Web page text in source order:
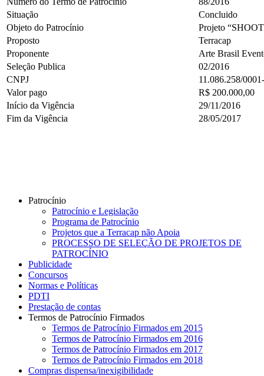
Situação
Concluido
Objeto do Patrocínio
Projeto
Proposto
Terracap
Proponente
Arte Brasil
Seleção Publica
02/2016
CNPJ
11.086.258/
Valor pago
R$ 200.000,00
Início da Vigência
29/11/2016
Fim da Vigência
28/05/2017
Patrocínio
Patrocínio e Legislação
Programa de Patrocínio
Projetos que a Terracap não Apoia
PROCESSO DE SELEÇÃO DE PROJETOS DE
PATROCÍNIO
Publicidade
Concursos
Normas e Políticas
PDTI
Prestação de contas
Termos de Patrocínio Firmados
Termos de Patrocínio Firmados em 2015
Termos de Patrocínio Firmados em 2016
Termos de Patrocínio Firmados em 2017
Termos de Patrocínio Firmados em 2018
Compras dispensa/inexigibilidade